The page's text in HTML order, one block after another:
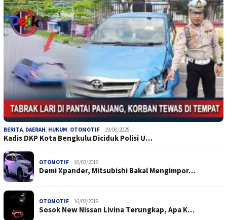
BERITA, DAERAH, HUKUM, OTOMOTIF 19/08/2025
Kadis DKP Kota Bengkulu Diciduk Polisi U…
OTOMOTIF 16/03/2019
Demi Xpander, Mitsubishi Bakal Mengimpor…
OTOMOTIF 16/03/2019
Sosok New Nissan Livina Terungkap, Apa K…